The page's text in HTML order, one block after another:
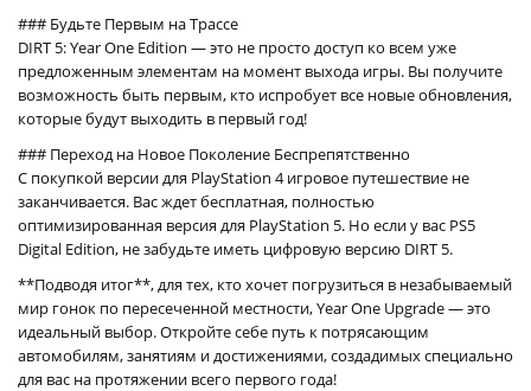
### Будьте Первым на Трассе
DIRT 5: Year One Edition — это не просто доступ ко всем уже
предложенным элементам на момент выхода игры. Вы получите
возможность быть первым, кто испробует все новые обновления,
которые будут выходить в первый год!
### Переход на Новое Поколение Беспрепятственно
С покупкой версии для PlayStation 4 игровое путешествие не
заканчивается. Вас ждет бесплатная, полностью
оптимизированная версия для PlayStation 5. Но если у вас PS5
Digital Edition, не забудьте иметь цифровую версию DIRT 5.
**Подводя итог**, для тех, кто хочет погрузиться в незабываемый
мир гонок по пересеченной местности, Year One Upgrade — это
идеальный выбор. Откройте себе путь к потрясающим
автомобилям, занятиям и достижениями, создадимых специально
для вас на протяжении всего первого года!